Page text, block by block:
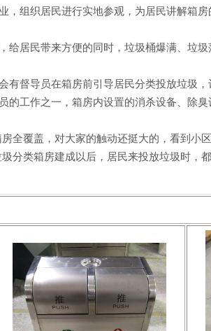
，组织居民进行实地参观，为居民讲解箱
居民带来方便的同时，垃圾桶爆满、垃圾
督导员在箱房前引导居民分类投放垃圾，
的工作之一，箱房内设置的消杀设备、除
覆盖，对大家的触动还挺大的，看到小
分类箱房建成以后，居民来投放垃圾时，